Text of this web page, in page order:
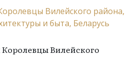
Вилейского